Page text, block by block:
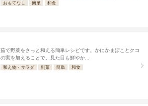
おもてなし
簡単 和食
茹で野菜をさっと和える簡単レシピです。かにかまぼことクコ
の実を加えることで、見た目も鮮やか...
和え物・サラダ 副菜 簡単 和食